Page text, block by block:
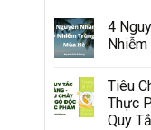
4
Nhiễm
Tiêu
Thực
Quy